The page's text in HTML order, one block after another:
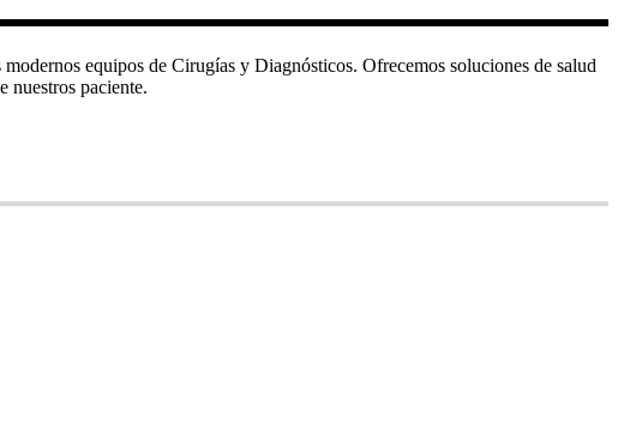
equipos de Cirugías y Diagnósticos. Ofrecemos soluciones de salud
nuestros paciente.